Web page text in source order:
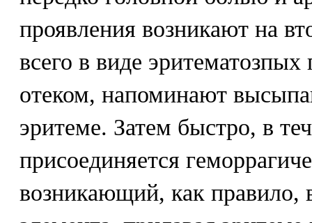
проявления возникают на
всего в виде
отеком, напоминают
эритеме. Затем быстро, в
присоединяется
возникающий, как правило,